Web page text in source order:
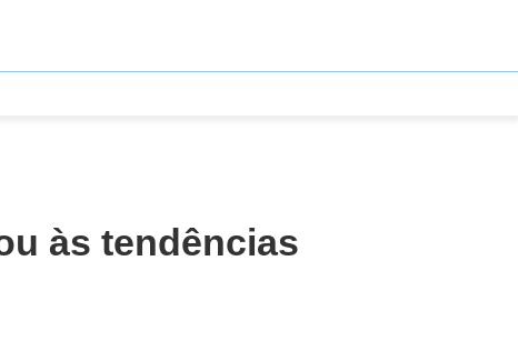
às tendências